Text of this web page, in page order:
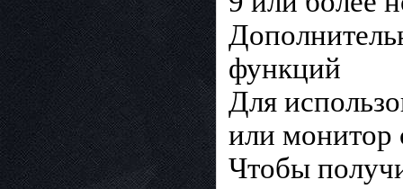
функций
Для
или монитор
Чтобы